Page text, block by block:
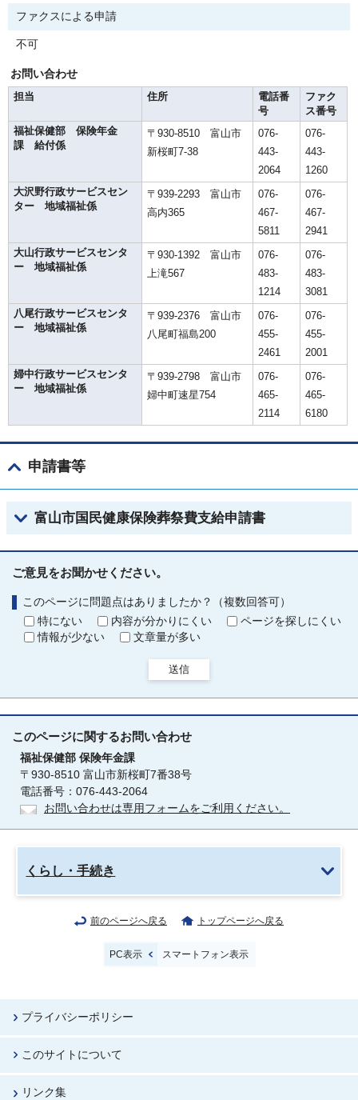
ファクスによる申請
不可
お問い合わせ
担当
住所
電話番
号
ファク
ス番号
福祉保健部 保険年金
課 給付係
〒930-8510 富山市
新桜町7-38
076-
443-
2064
076-
443-
1260
大沢野行政サービスセン
ター 地域福祉係
〒939-2293 富山市
高内365
076-
467-
5811
076-
467-
2941
大山行政サービスセンタ
ー 地域福祉係
〒930-1392 富山市
上滝567
076-
483-
1214
076-
483-
3081
八尾行政サービスセンタ
ー 地域福祉係
〒939-2376 富山市
八尾町福島200
076-
455-
2461
076-
455-
2001
婦中行政サービスセンタ
ー 地域福祉係
〒939-2798 富山市
婦中町速星754
076-
465-
2114
076-
465-
6180
申請書等
富山市国民健康保険葬祭費支給申請書
ご意見をお聞かせください。
このページに問題点はありましたか？（複数回答可）
特にない
内容が分かりにくい
ページを探しにくい
情報が少ない
文章量が多い
送信
このページに関するお問い合わせ
福祉保健部 保険年金課
〒930-8510 富山市新桜町7番38号
電話番号：076-443-2064
お問い合わせは専用フォームをご利用ください。
くらし・手続き
前のページへ戻る トップページへ戻る
PC表示 スマートフォン表示
プライバシーポリシー
このサイトについて
リンク集